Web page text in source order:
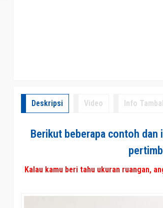
Deskripsi Video Info
Berikut beberapa contoh dan
Kalau kamu beri tahu ukuran ruangan,